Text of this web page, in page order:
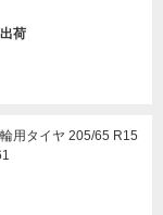
荷
用タイヤ 205/65 R15